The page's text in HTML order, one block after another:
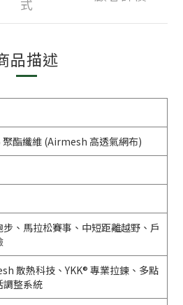
式
品描述
聚酯纖維 (Airmesh 高透氣網布)
步、馬拉松賽事、中短距離越野、戶
散熱科技、YKK® 專業拉鍊、多點
調整系統